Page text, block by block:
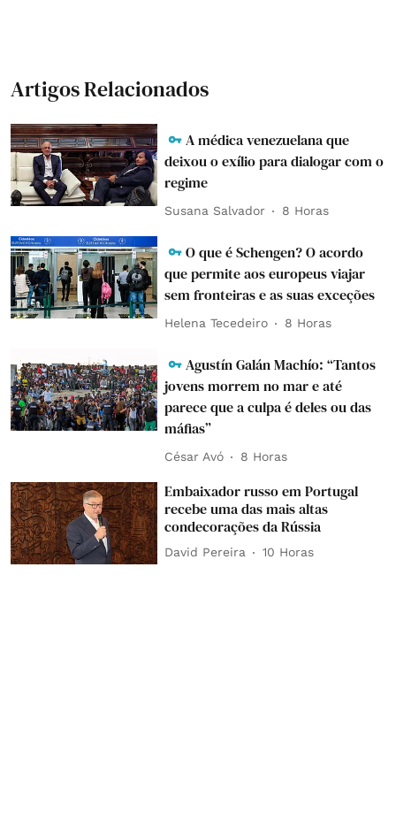
Artigos Relacionados
A médica venezuelana que
deixou o exílio para dialogar com o
regime
Susana Salvador 8 Horas
O que é Schengen? O acordo
que permite aos europeus viajar
sem fronteiras e as suas exceções
Helena Tecedeiro 8 Horas
Agustín Galán Machío: “Tantos
jovens morrem no mar e até
parece que a culpa é deles ou das
máfias”
César Avó 8 Horas
Embaixador russo em Portugal
recebe uma das mais altas
condecorações da Rússia
David Pereira 10 Horas